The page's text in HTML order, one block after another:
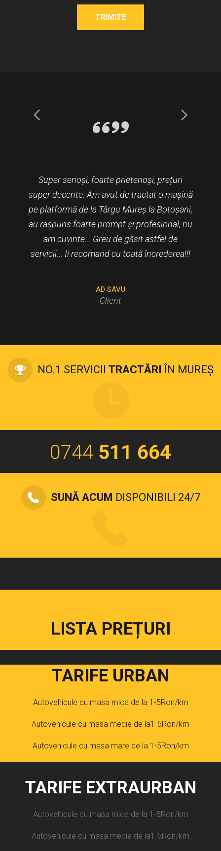
Super serioși, foarte prietenoși, prețuri
super decente. Am avut de tractat o mașină
pe platformă de la Târgu Mureș la Botoșani,
au raspuns foarte prompt și profesional, nu
am cuvinte... Greu de găsit astfel de
servicii... Ii recomand cu toată încrederea!!!
AD SAVU
Client
Tractare profesionala. De multi ani ne
bazam pe serviciile lor. Promptitudine si
rapididate in tractarea vehiculelor noastre
de transport.
DĂRĂBAN MARIUS
GABRIEL COSTEA
MARIA S.
FODOR ISTVAN
TALAS MELINDA
POP VASILE
NO.1 SERVICII TRACTĂRI ÎN MUREȘ
0744 511 664
SUNĂ ACUM DISPONIBILI 24/7
LISTA PREȚURI
TARIFE URBAN
Autovehicule cu masa mica de la 1-5Ron/km
Autovehicule cu masa medie de la1-5Ron/km
Autovehicule cu masa mare de la 1-5Ron/km
TARIFE EXTRAURBAN
Autovehicule cu masa mica de la 1-5Ron/km
Autovehicule cu masa medie de la1-5Ron/km